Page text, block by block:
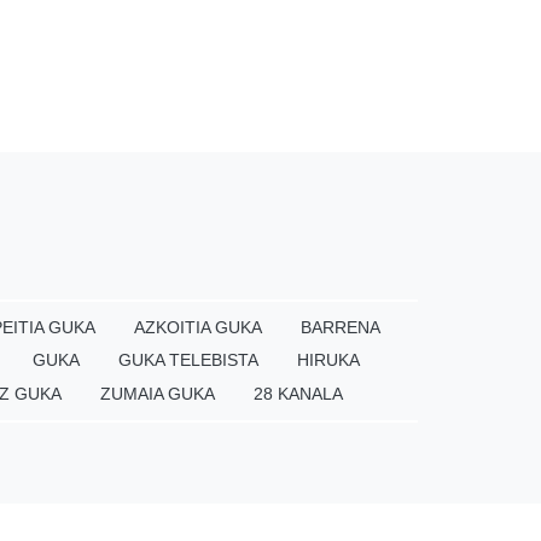
GUKA AZKOITIA GUKA
BARRENA
GUKA GUKA TELEBISTA
HIRUKA
GUKA ZUMAIA GUKA 28 KANALA